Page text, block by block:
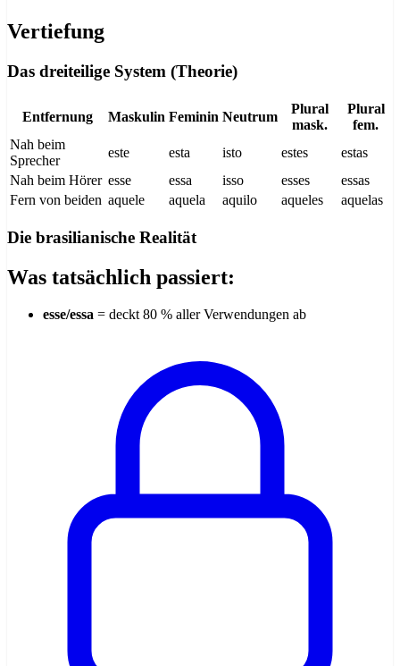
Vertiefung
Das dreiteilige System (Theorie)
Entfernung Maskulin Feminin Neutrum
Plural
mask.
Plural
fem.
Nah beim
Sprecher
este esta isto estes
estas
Nah beim Hörer esse essa isso esses
essas
Fern von beiden aquele aquela aquilo aqueles aquelas
Die brasilianische Realität
Was tatsächlich passiert:
esse/essa = deckt 80 % aller Verwendungen ab